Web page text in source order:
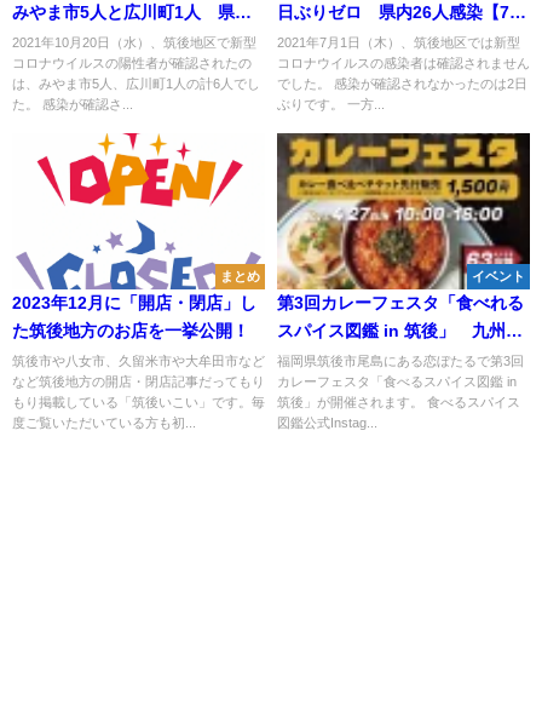
みやま市5人と広川町1人 県内
15人【10月20日】
2021年10月20日（水）、筑後地区で新型
コロナウイルスの陽性者が確認されたの
は、みやま市5人、広川町1人の計6人でし
た。 感染が確認さ...
日ぶりゼロ 県内26人感染【7月
1日】
2021年7月1日（木）、筑後地区では新型
コロナウイルスの感染者は確認されません
でした。 感染が確認されなかったのは2日
ぶりです。 一方...
まとめ
2023年12月に「開店・閉店」し
た筑後地方のお店を一挙公開！
筑後市や八女市、久留米市や大牟田市など
など筑後地方の開店・閉店記事だってもり
もり掲載している「筑後いこい」です。毎
度ご覧いただいている方も初...
イベント
第3回カレーフェスタ「食べれる
スパイス図鑑 in 筑後」 九州最
大級のカレーフェスタが筑後市
で開催！
福岡県筑後市尾島にある恋ぼたるで第3回
カレーフェスタ「食べるスパイス図鑑 in
筑後」が開催されます。 食べるスパイス
図鑑公式Instag...